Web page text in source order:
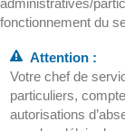
fonctionnement du
Attention :
Votre chef de
particuliers,
autorisations